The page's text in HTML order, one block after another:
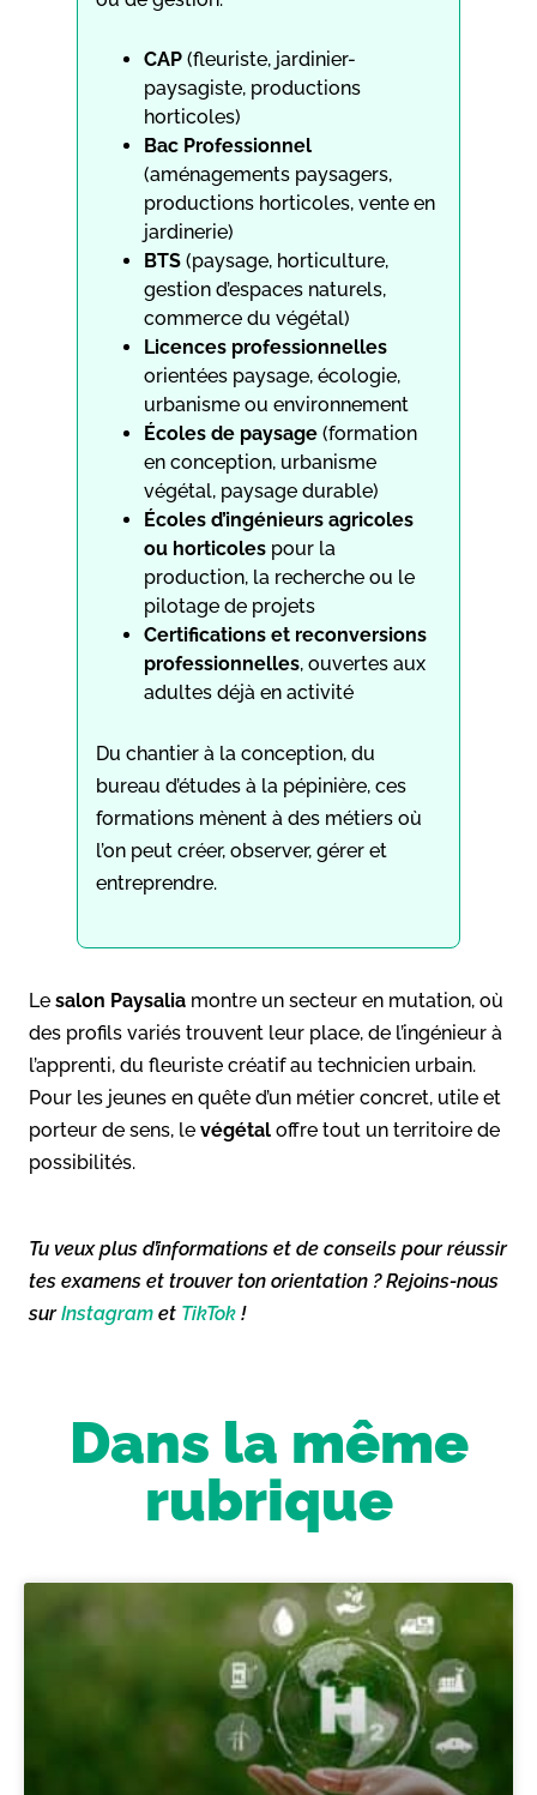
CAP (fleuriste, jardinier-
paysagiste, productions
horticoles)
Bac Professionnel
(aménagements paysagers,
productions horticoles, vente en
jardinerie)
BTS (paysage, horticulture,
gestion d’espaces naturels,
commerce du végétal)
Licences professionnelles
orientées paysage, écologie,
urbanisme ou environnement
Écoles de paysage (formation
en conception, urbanisme
végétal, paysage durable)
Écoles d’ingénieurs agricoles
ou horticoles pour la
production, la recherche ou le
pilotage de projets
Certifications et reconversions
professionnelles, ouvertes aux
adultes déjà en activité
Du chantier à la conception, du
bureau d’études à la pépinière, ces
formations mènent à des métiers où
l’on peut créer, observer, gérer et
entreprendre.
Le salon Paysalia montre un secteur en mutation, où
des profils variés trouvent leur place, de l’ingénieur à
l’apprenti, du fleuriste créatif au technicien urbain.
Pour les jeunes en quête d’un métier concret, utile et
porteur de sens, le végétal offre tout un territoire de
possibilités.
Tu veux plus d’informations et de conseils pour réussir
tes examens et trouver ton orientation ? Rejoins-nous
surInstagram et TikTok !
Dans la même
rubrique